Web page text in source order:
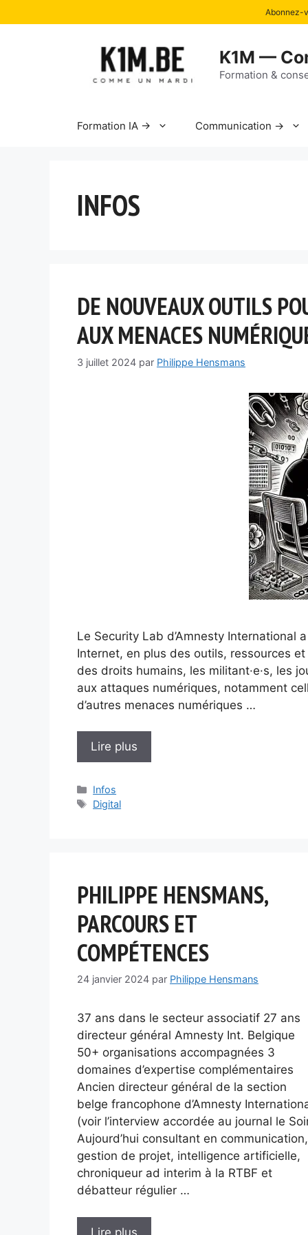
K1M —
Formation &
Formation IA → Communication →
INFOS
DE NOUVEAUX OUTILS
AUX MENACES
3 juillet 2024 par Philippe Hensmans
Le Security Lab d’Amnesty
Internet, en plus des outils, ressources
des droits humains, les militant·e·s, les
aux attaques numériques, notamment
d’autres menaces numériques …
Lire plus
Catégories
Infos
Étiquettes
Digital
PHILIPPE HENSMANS,
PARCOURS ET
COMPÉTENCES
24 janvier 2024 par Philippe Hensmans
37 ans dans le secteur associatif 27 ans
directeur général Amnesty Int. Belgique
50+ organisations accompagnées 3
domaines d’expertise complémentaires
Ancien directeur général de la section
belge francophone d’Amnesty
(voir l’interview accordée au journal le
Aujourd’hui consultant en communication,
gestion de projet, intelligence artificielle,
chroniqueur ad interim à la RTBF et
débatteur régulier …
Lire plus
Abonnez-